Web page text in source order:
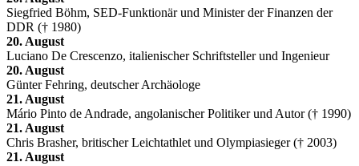
Siegfried Böhm, SED-Funktionär und Minister der Finanzen der
DDR († 1980)
20. August
Luciano De Crescenzo, italienischer Schriftsteller und Ingenieur
20. August
Günter Fehring, deutscher Archäologe
21. August
Mário Pinto de Andrade, angolanischer Politiker und Autor († 1990)
21. August
Chris Brasher, britischer Leichtathlet und Olympiasieger († 2003)
21. August